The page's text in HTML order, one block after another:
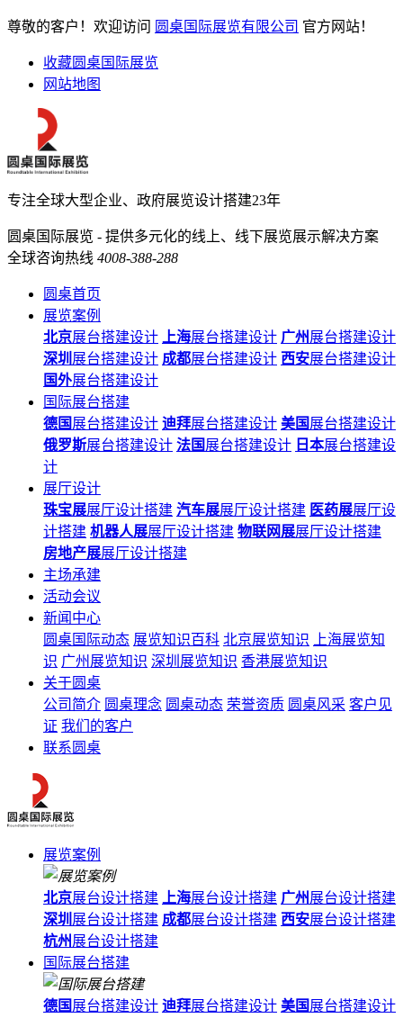
尊敬的客户！欢迎访问 圆桌国际展览有限公司 官方网站！
收藏圆桌国际展览
网站地图
专注全球大型企业、政府展览设计搭建23年
圆桌国际展览 - 提供多元化的线上、线下展览展示解决方案
全球咨询热线 4008-388-288
圆桌首页
展览案例
北京展台搭建设计 上海展台搭建设计 广州展台搭建设计
深圳 展台搭建设计 成都展台搭建设计 西安展台搭建设计
国外展台搭建设计
国际展台搭建
德国 展台搭建设计 迪拜展台搭建设计 美国 展台搭建设计
俄罗斯展台搭建设计 法国 展台搭建设计 日本展台搭建设
计
展厅设计
珠宝展展厅设计搭建 汽车展展厅设计搭建 医药展展厅设
计搭建 机器人展展厅设计搭建 物联网展展厅设计搭建
房地产展展厅设计搭建
主场承建
活动会议
新闻中心
圆桌国际动态 展览知识百科 北京展览知识
上海展览知
识 广州展览知识 深圳展览知识 香港展览知识
关于圆桌
公司简介 圆桌理念 圆桌动态 荣誉资质 圆桌风采 客户见
证 我们的客户
联系圆桌
展览案例
北京展台设计搭建 上海展台设计搭建 广州展台设计搭建
深圳 展台设计搭建 成都展台设计搭建 西安展台设计搭建
杭州展台设计搭建
国际展台搭建
德国 展台搭建设计 迪拜展台搭建设计 美国 展台搭建设计